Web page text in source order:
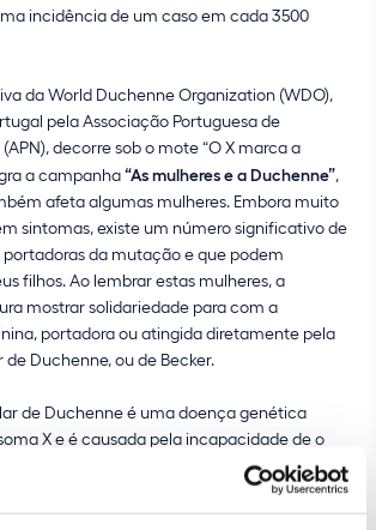
incidência de um caso em cada 3500
da World Duchenne Organization (WDO),
pela Associação Portuguesa de
decorre sob o mote “O X marca a
a campanha“As mulheres e a Duchenne”,
afeta algumas mulheres. Embora muito
sintomas, existe um número significativo de
portadoras da mutação e que podem
filhos. Ao lembrar estas mulheres, a
mostrar solidariedade para com a
portadora ou atingida diretamente pela
Duchenne, ou de Becker.
de Duchenne é uma doença genética
X e é causada pela incapacidade de o
a distrofina, uma proteína fundamental para
sintomas
início do segundo ano de vida, com os